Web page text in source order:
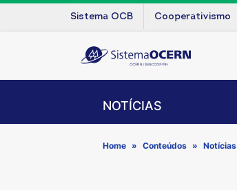
Sistema OCB Cooperativismo
NOTÍCIAS
Home Conteúdos Notícias